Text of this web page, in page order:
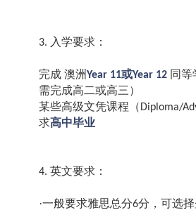
3. 入学要求：
完成 澳洲Year 11或Year 12 同等
需完成高二或高三）
某些高级文凭课程（ Diploma/
求高中毕业
4. 英文要求：
·一般要求雅思总分6分，可选